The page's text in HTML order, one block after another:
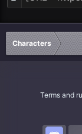
Characters
Terms and